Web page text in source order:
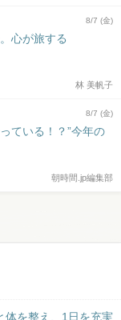
8/7 (金)
心が旅する
林 美帆子
8/7 (金)
ている！？”今年の
朝時間.jp編集部
体を整え、1日を充実